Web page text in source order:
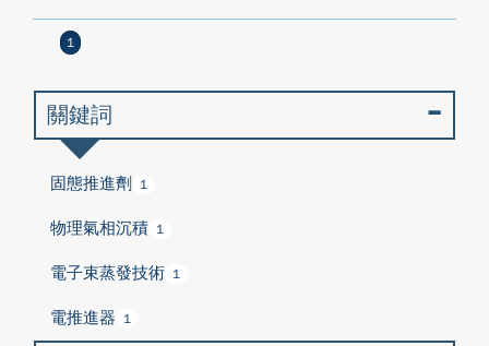
1
關鍵詞
固態推進劑 1
物理氣相沉積 1
電子束蒸發技術 1
電推進器 1